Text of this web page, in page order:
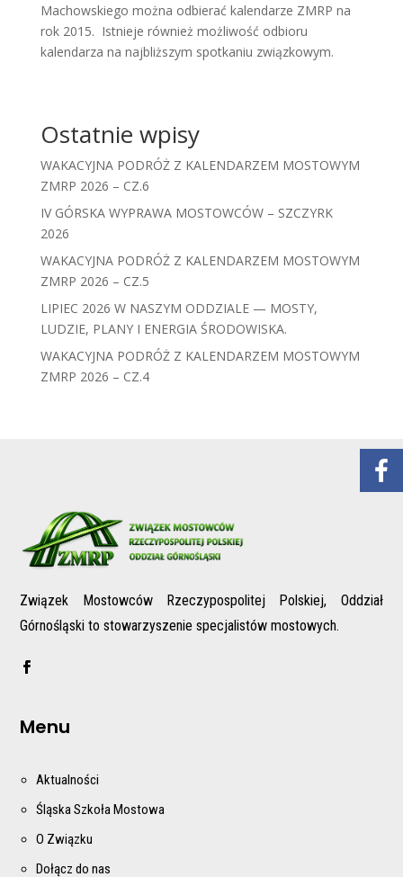
Machowskiego można odbierać kalendarze ZMRP na
rok 2015. Istnieje również możliwość odbioru
kalendarza na najbliższym spotkaniu związkowym.
Ostatnie wpisy
WAKACYJNA PODRÓŻ Z KALENDARZEM MOSTOWYM
ZMRP 2026 – CZ.6
IV GÓRSKA WYPRAWA MOSTOWCÓW – SZCZYRK
2026
WAKACYJNA PODRÓŻ Z KALENDARZEM MOSTOWYM
ZMRP 2026 – CZ.5
LIPIEC 2026 W NASZYM ODDZIALE — MOSTY,
LUDZIE, PLANY I ENERGIA ŚRODOWISKA.
WAKACYJNA PODRÓŻ Z KALENDARZEM MOSTOWYM
ZMRP 2026 – CZ.4
Związek Mostowców Rzeczypospolitej Polskiej, Oddział
Górnośląski to stowarzyszenie specjalistów mostowych.
Menu
Aktualności
Śląska Szkoła Mostowa
O Związku
Dołącz do nas